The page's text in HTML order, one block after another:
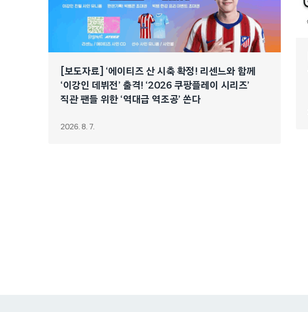
[보도자료] ‘에이티즈 산 시축 확정! 리센느와 함께
‘이강인 데뷔전’ 출격! ‘2026 쿠팡플레이 시리즈’
직관 팬들 위한 ‘역대급 역조공’ 쏜다
2026. 8. 7.